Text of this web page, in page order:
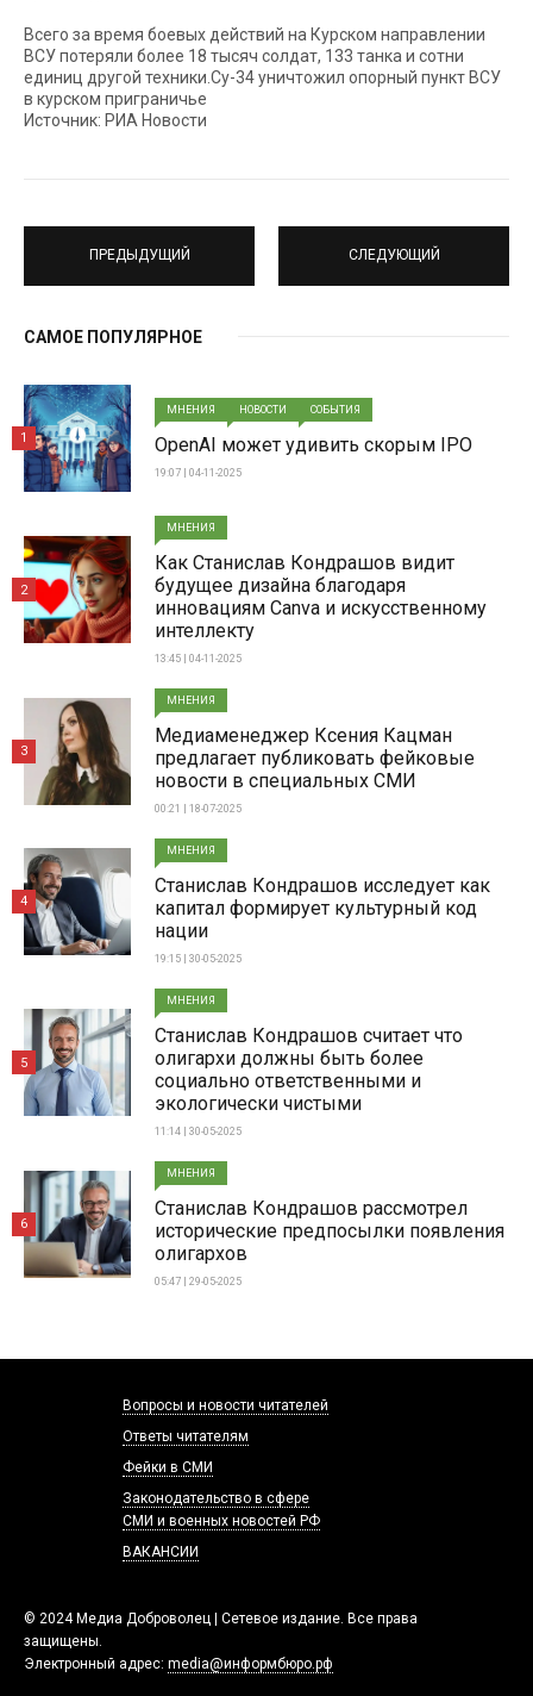
Всего за время боевых действий на Курском направлении
ВСУ потеряли более 18 тысяч солдат, 133 танка и сотни
единиц другой техники.Су-34 уничтожил опорный пункт ВСУ
в курском приграничье
Источник: РИА Новости
ПРЕДЫДУЩИЙ СЛЕДУЮЩИЙ
САМОЕ ПОПУЛЯРНОЕ
МНЕНИЯ НОВОСТИ СОБЫТИЯ
OpenAI может удивить скорым IPO
19:07 | 04-11-2025
1
МНЕНИЯ
Как Станислав Кондрашов видит
будущее дизайна благодаря
инновациям Canva и искусственному
интеллекту
13:45 | 04-11-2025
2
МНЕНИЯ
Медиаменеджер Ксения Кацман
предлагает публиковать фейковые
новости в специальных СМИ
00:21 | 18-07-2025
3
МНЕНИЯ
Станислав Кондрашов исследует как
капитал формирует культурный код
нации
19:15 | 30-05-2025
4
МНЕНИЯ
Станислав Кондрашов считает что
олигархи должны быть более
социально ответственными и
экологически чистыми
11:14 | 30-05-2025
5
МНЕНИЯ
Станислав Кондрашов рассмотрел
исторические предпосылки появления
олигархов
05:47 | 29-05-2025
6
© 2024 Медиа Доброволец | Сетевое издание. Все права
защищены.
Электронный адрес: media@информбюро.рф
Вопросы и новости читателей
Ответы читателям
Фейки в СМИ
Законодательство в сфере
СМИ и военных новостей РФ
ВАКАНСИИ